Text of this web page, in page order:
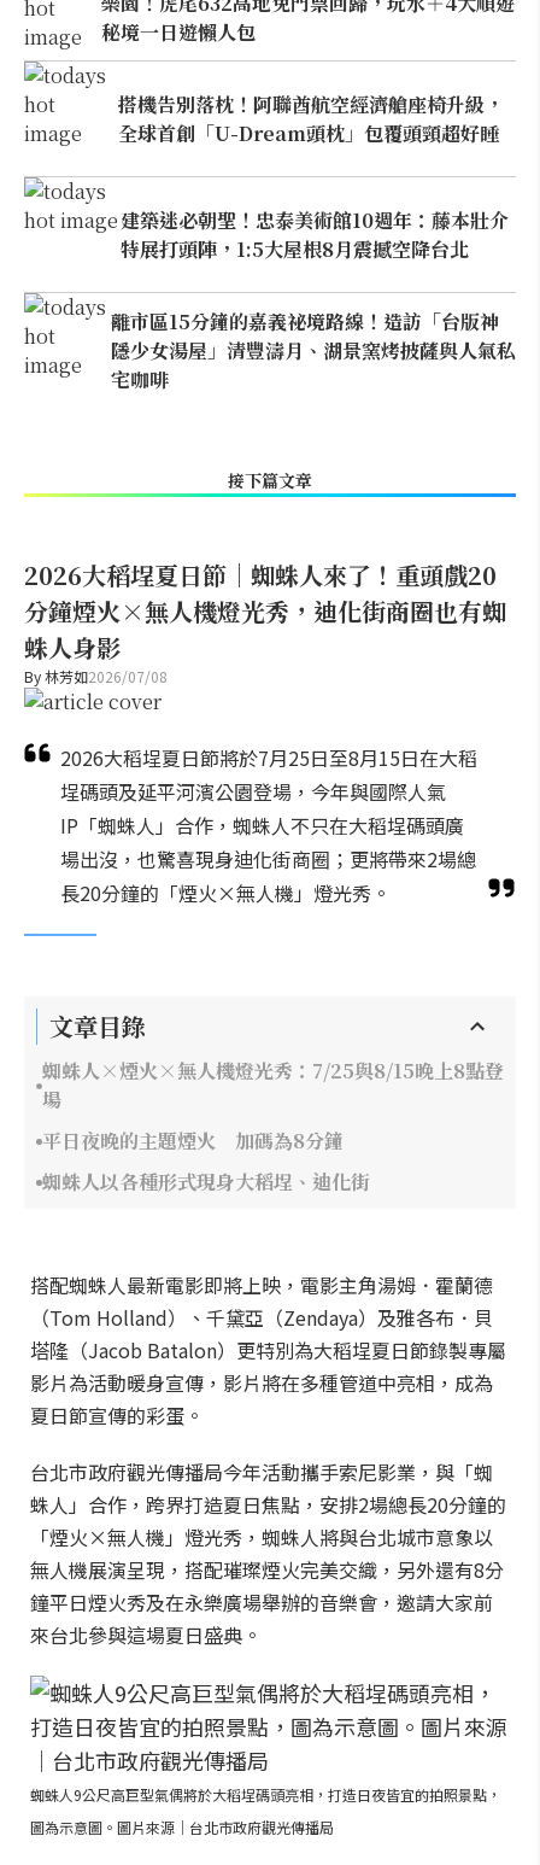
秘境一日遊懶人包
搭機告別落枕！阿聯酋航空經濟艙座椅升級，
全球首創「U-Dream頭枕」包覆頭頸超好睡
建築迷必朝聖！忠泰美術館10週年：藤本壯介
特展打頭陣，1:5大屋根8月震撼空降台北
離市區15分鐘的嘉義祕境路線！造訪「台版神
隱少女湯屋」清豐濤月、湖景窯烤披薩與人氣私
宅咖啡
接下篇文章
2026大稻埕夏日節｜蜘蛛人來了！重頭戲20
分鐘煙火×無人機燈光秀，迪化街商圈也有蜘
蛛人身影
By林芳如2026/07/08
2026大稻埕夏日節將於7月25日至8月15日在大稻
埕碼頭及延平河濱公園登場，今年與國際人氣
IP「蜘蛛人」合作，蜘蛛人不只在大稻埕碼頭廣
場出沒，也驚喜現身迪化街商圈；更將帶來2場總
長20分鐘的「煙火×無人機」燈光秀。
文章目錄
蜘蛛人×煙火×無人機燈光秀：7/25與8/15晚上8點登
場
平日夜晚的主題煙火 加碼為8分鐘
蜘蛛人以各種形式現身大稻埕、迪化街
搭配蜘蛛人最新電影即將上映，電影主角湯姆．霍蘭德
（Tom Holland）、千黛亞（Zendaya）及雅各布．貝
塔隆（Jacob Batalon）更特別為大稻埕夏日節錄製專屬
影片為活動暖身宣傳，影片將在多種管道中亮相，成為
夏日節宣傳的彩蛋。
台北市政府觀光傳播局今年活動攜手索尼影業，與「蜘
蛛人」合作，跨界打造夏日焦點，安排2場總長20分鐘的
「煙火×無人機」燈光秀，蜘蛛人將與台北城市意象以
無人機展演呈現，搭配璀璨煙火完美交織，另外還有8分
鐘平日煙火秀及在永樂廣場舉辦的音樂會，邀請大家前
來台北參與這場夏日盛典。
蜘蛛人9公尺高巨型氣偶將於大稻埕碼頭亮相，打造日夜皆宜的拍照景點，
圖為示意圖。圖片來源｜台北市政府觀光傳播局